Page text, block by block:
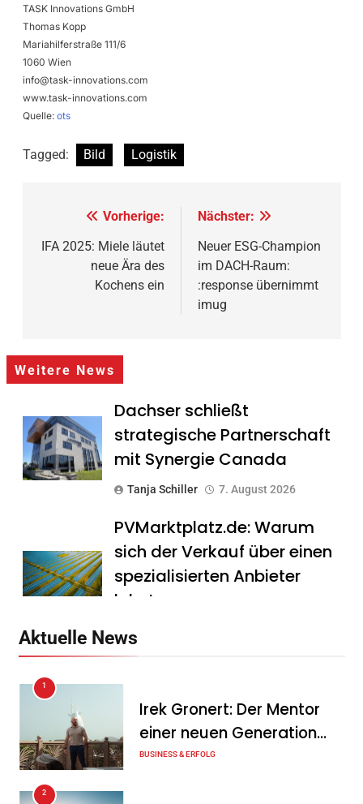
TASK Innovations GmbH
Thomas Kopp
Mariahilferstraße 111/6
1060 Wien
info@task-innovations.com
www.task-innovations.com
Quelle: ots
Tagged: Bild Logistik
Beitragsnavigation
Vorherige:
IFA 2025: Miele läutet
neue Ära des
Kochens ein
Nächster:
Neuer ESG-Champion
im DACH-Raum:
:response übernimmt
imug
Weitere News
Dachser schließt
strategische Partnerschaft
mit Synergie Canada
Tanja Schiller 7. August 2026
PVMarktplatz.de: Warum
sich der Verkauf über einen
spezialisierten Anbieter
lohnt
Mitarbeitergespräch pro
Jahr nichts verändert – und
was stattdessen
Verbindlichkeit schafft
Aktuelle News
1
Irek Gronert: Der Mentor
einer neuen Generation
von Unternehmern
BUSINESS & ERFOLG
2